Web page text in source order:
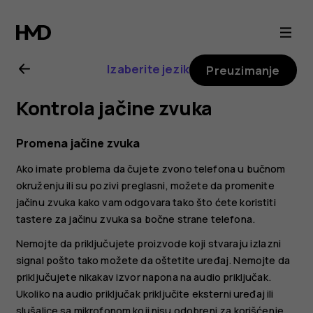
Uputstvo
za
korisnike
telefona
Nokia
G21
Izaberite jezik Preuzimanje
Kontrola jačine zvuka
Promena jačine zvuka
Ako imate problema da čujete zvono telefona u bučnom
okruženju ili su pozivi preglasni, možete da promenite
jačinu zvuka kako vam odgovara tako što ćete koristiti
tastere za jačinu zvuka sa bočne strane telefona.
Nemojte da priključujete proizvode koji stvaraju izlazni
signal pošto tako možete da oštetite uređaj. Nemojte da
priključujete nikakav izvor napona na audio priključak.
Ukoliko na audio priključak priključite eksterni uređaj ili